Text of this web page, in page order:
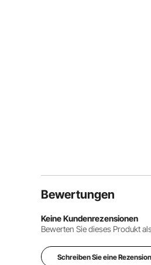
Bewertungen
Keine Kundenrezensionen
Bewerten Sie dieses Produkt
Schreiben Sie eine Rezension